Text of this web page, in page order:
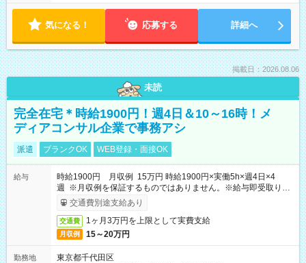
気になる！ 応募する 詳細へ
掲載日：2026.08.06
未読
完全在宅＊時給1900円！週4日＆10～16時！メ
ディアコンサル企業で事務アシ
派遣 ブランクOK WEB登録・面接OK
給与
時給1900円 月収例 15万円 時給1900円×実働5h×週4日×4
週 ※月収例を保証するものではありません。※給与即受取りサ
ービス利用可（利用条件有）
交通費別途支給あり
交通費 1ヶ月3万円を上限として実費支給
月収例 15～20万円
勤務地
東京都千代田区